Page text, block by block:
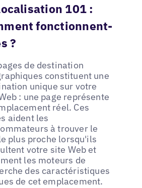
101 :
fonctionnent-
?
de destination
constituent une
unique sur votre
: une page représente
réel. Ces
aident les
à trouver le
plus proche lorsqu'ils
votre site Web et
les moteurs de
des caractéristiques
de cet emplacement.